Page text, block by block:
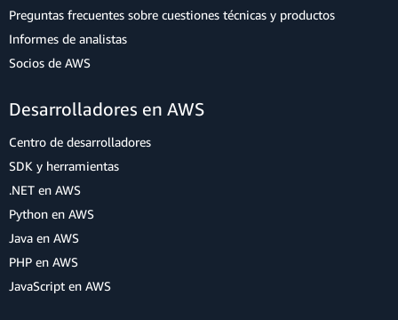
Preguntas frecuentes sobre cuestiones técnicas y productos
Informes de analistas
Socios de AWS
Desarrolladores en AWS
Centro de desarrolladores
SDK y herramientas
.NET en AWS
Python en AWS
Java en AWS
PHP en AWS
JavaScript en AWS